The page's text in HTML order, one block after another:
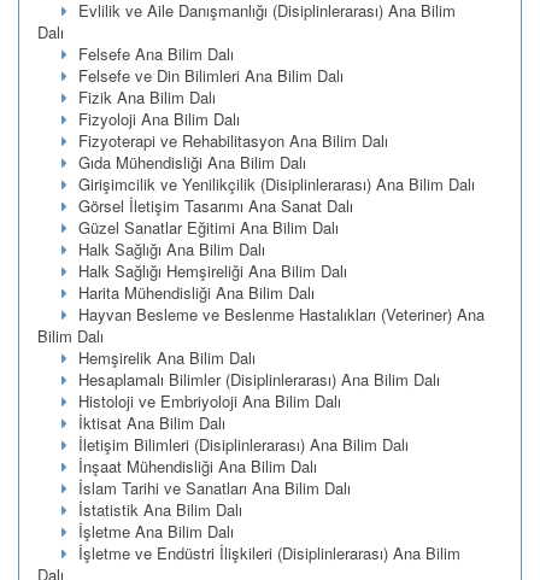
Evlilik ve Aile Danışmanlığı (Disiplinlerarası) Ana Bilim
Dalı
Felsefe Ana Bilim Dalı
Felsefe ve Din Bilimleri Ana Bilim Dalı
Fizik Ana Bilim Dalı
Fizyoloji Ana Bilim Dalı
Fizyoterapi ve Rehabilitasyon Ana Bilim Dalı
Gıda Mühendisliği Ana Bilim Dalı
Girişimcilik ve Yenilikçilik (Disiplinlerarası) Ana Bilim Dalı
Görsel İletişim Tasarımı Ana Sanat Dalı
Güzel Sanatlar Eğitimi Ana Bilim Dalı
Halk Sağlığı Ana Bilim Dalı
Halk Sağlığı Hemşireliği Ana Bilim Dalı
Harita Mühendisliği Ana Bilim Dalı
Hayvan Besleme ve Beslenme Hastalıkları (Veteriner) Ana
Bilim Dalı
Hemşirelik Ana Bilim Dalı
Hesaplamalı Bilimler (Disiplinlerarası) Ana Bilim Dalı
Histoloji ve Embriyoloji Ana Bilim Dalı
İktisat Ana Bilim Dalı
İletişim Bilimleri (Disiplinlerarası) Ana Bilim Dalı
İnşaat Mühendisliği Ana Bilim Dalı
İslam Tarihi ve Sanatları Ana Bilim Dalı
İstatistik Ana Bilim Dalı
İşletme Ana Bilim Dalı
İşletme ve Endüstri İlişkileri (Disiplinlerarası) Ana Bilim
Dalı